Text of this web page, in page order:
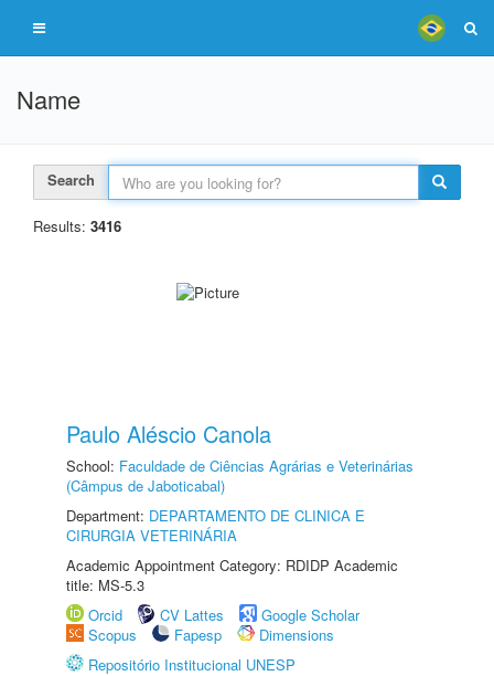
Name
Search
Results: 3416
Paulo Aléscio Canola
School: Faculdade de Ciências Agrárias e Veterinárias
(Câmpus de Jaboticabal)
Department: DEPARTAMENTO DE CLINICA E
CIRURGIA VETERINÁRIA
Academic Appointment Category: RDIDP Academic
title: MS-5.3
Orcid
CV Lattes
Google Scholar
Scopus
Fapesp
Dimensions
Repositório Institucional UNESP